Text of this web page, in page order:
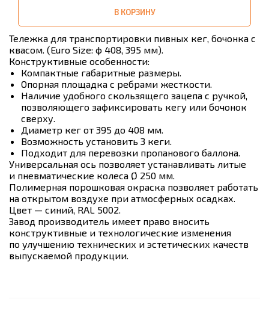
В КОРЗИНУ
Тележка для транспортировки пивных кег, бочонка с
квасом. (Euro Size: ф 408, 395 мм).
Конструктивные особенности:
Компактные габаритные размеры.
Опорная площадка с ребрами жесткости.
Наличие удобного скользящего зацепа с ручкой,
позволяющего зафиксировать кегу или бочонок
сверху.
Диаметр кег от 395 до 408 мм.
Возможность установить 3 кеги.
Подходит для перевозки пропанового баллона.
Универсальная ось позволяет устанавливать литые
и пневматические колеса Ø 250 мм.
Полимерная порошковая окраска позволяет работать
на открытом воздухе при атмосферных осадках.
Цвет — синий, RAL 5002.
Завод производитель имеет право вносить
конструктивные и технологические изменения
по улучшению технических и эстетических качеств
выпускаемой продукции.